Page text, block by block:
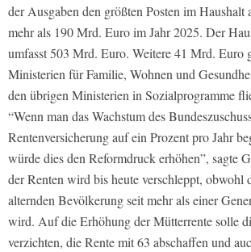
der Ausgaben den größten Posten im
mehr als 190 Mrd. Euro im Jahr 2025. Der
umfasst 503 Mrd. Euro. Weitere 41 Mrd. Euro
Ministerien für Familie, Wohnen und
den übrigen Ministerien in Sozialprogramme
“Wenn man das Wachstum des
Rentenversicherung auf ein Prozent pro Jahr
würde dies den Reformdruck erhöhen”, sagte
der Renten wird bis heute verschleppt, obwohl
alternden Bevölkerung seit mehr als einer
wird. Auf die Erhöhung der Mütterrente solle
verzichten, die Rente mit 63 abschaffen und